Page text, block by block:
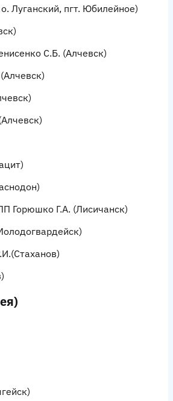
о. Луганский, пгт. Юбилейное)
С.Б. (Алчевск)
(Алчевск)
Горюшко Г.А. (Лисичанск)
(Стаханов)